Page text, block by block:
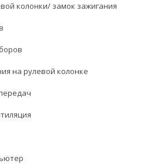
колонки/ замок зажигания
на рулевой колонке